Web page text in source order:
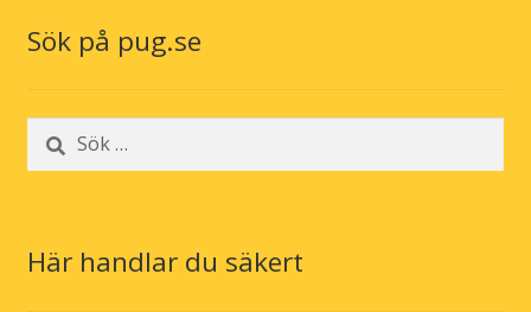
Sök på pug.se
Sök
efter:
Här handlar du säkert